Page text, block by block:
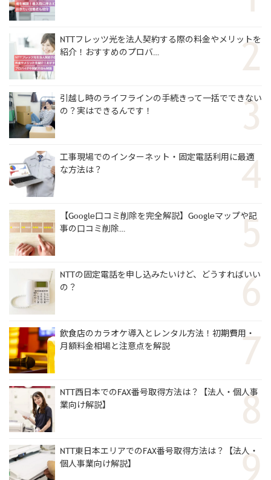
NTTフレッツ光を法人契約する際の料金やメリットを
紹介！おすすめのプロバ…
引越し時のライフラインの手続きって一括でできない
の？実はできるんです！
工事現場でのインターネット・固定電話利用に最適
な方法は？
【Google口コミ削除を完全解説】Googleマップや記
事の口コミ削除…
NTTの固定電話を申し込みたいけど、どうすればいい
の？
飲食店のカラオケ導入とレンタル方法！初期費用・
月額料金相場と注意点を解説
NTT西日本でのFAX番号取得方法は？【法人・個人事
業向け解説】
NTT東日本エリアでのFAX番号取得方法は？【法人・
個人事業向け解説】